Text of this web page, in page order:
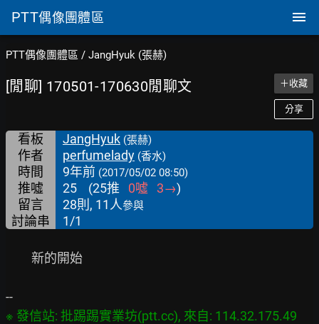
PTT偶像團體區
PTT偶像團體區 / JangHyuk (張赫)
[閒聊] 170501-170630閒聊文 ＋收藏
分享
看板 JangHyuk (張赫)
作者 perfumelady (香水)
時間 9年前 (2017/05/02 08:50)
推噓 25 (25推 0噓 3→)
留言
28則, 11人參與
討論串 1/1
新的開始
※ 發信站: 批踢踢實業坊(ptt.cc), 來自: 114.32.175.49